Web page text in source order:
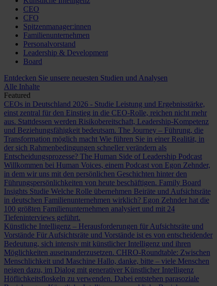
CEO
CFO
Spitzenmanager:innen
Familienunternehmen
Personalvorstand
Leadership & Development
Board
Entdecken Sie unsere neuesten Studien und Analysen
Alle Inhalte
Featured
CEOs in Deutschland 2026 - Studie Leistung und Ergebnisstärke,
einst zentral für den Einstieg in die CEO-Rolle, reichen nicht mehr
aus. Stattdessen werden Risikobereitschaft, Leadership-Kompetenz
und Beziehungsfähigkeit bedeutsam. The Journey – Führung, die
Transformation möglich macht Wie führen Sie in einer Realität, in
der sich Rahmenbedingungen schneller verändern als
Entscheidungsprozesse? The Human Side of Leadership Podcast
Willkommen bei Human Voices, einem Podcast von Egon Zehnder,
in dem wir uns mit den persönlichen Geschichten hinter den
Führungspersönlichkeiten von heute beschäftigen. Family Board
Insights Studie Welche Rolle übernehmen Beiräte und Aufsichtsräte
in deutschen Familienunternehmen wirklich? Egon Zehnder hat die
100 größten Familienunternehmen analysiert und mit 24
Tiefeninterviews geführt.
Künstliche Intelligenz – Herausforderungen für Aufsichtsräte und
Vorstände Für Aufsichtsräte und Vorstände ist es von entscheidender
Bedeutung, sich intensiv mit künstlicher Intelligenz und ihren
Möglichkeiten auseinanderzusetzen. CHRO-Roundtable: Zwischen
Menschlichkeit und Maschine Hallo, danke, bitte – viele Menschen
neigen dazu, im Dialog mit generativer Künstlicher Intelligenz
Höflichkeitsfloskeln zu verwenden. Dabei entstehen parasoziale